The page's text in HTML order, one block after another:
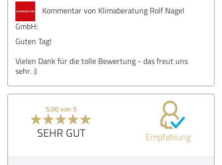
Kommentar von Klimaberatung Rolf Nagel
GmbH:
Guten Tag!
Vielen Dank für die tolle Bewertung - das freut uns
sehr. :)
5,00 von 5
SEHR GUT Empfehlung